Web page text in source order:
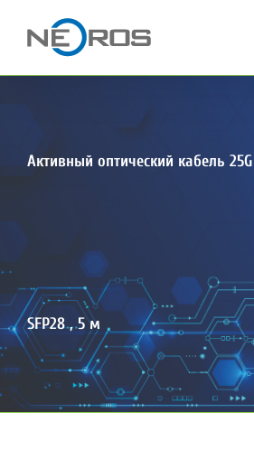
Активный оптический кабель 25G
SFP28 , 5 м